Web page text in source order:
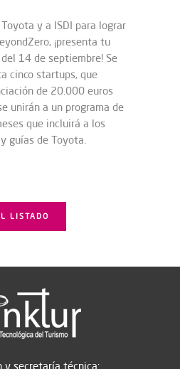
y a ISDI para lograr
¡presenta tu
14 de septiembre! Se
cinco startups, que
de 20.000 euros
unirán a un programa de
que incluirá a los
guías de Toyota.
LISTADO
y secretaría técnica: